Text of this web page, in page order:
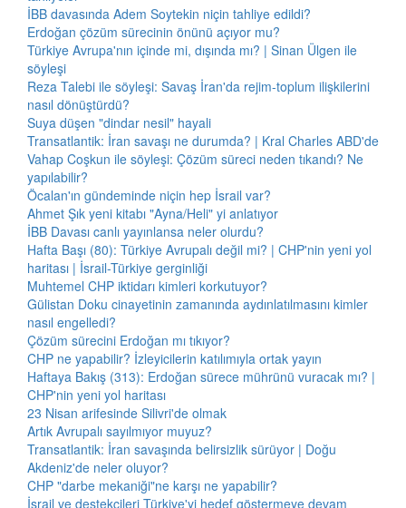
İBB davasında Adem Soytekin niçin tahliye edildi?
Erdoğan çözüm sürecinin önünü açıyor mu?
Türkiye Avrupa'nın içinde mi, dışında mı? | Sinan Ülgen ile
söyleşi
Reza Talebi ile söyleşi: Savaş İran'da rejim-toplum ilişkilerini
nasıl dönüştürdü?
Suya düşen "dindar nesil" hayali
Transatlantik: İran savaşı ne durumda? | Kral Charles ABD'de
Vahap Coşkun ile söyleşi: Çözüm süreci neden tıkandı? Ne
yapılabilir?
Öcalan'ın gündeminde niçin hep İsrail var?
Ahmet Şık yeni kitabı "Ayna/Heli" yi anlatıyor
İBB Davası canlı yayınlansa neler olurdu?
Hafta Başı (80): Türkiye Avrupalı değil mi? | CHP'nin yeni yol
haritası | İsrail-Türkiye gerginliği
Muhtemel CHP iktidarı kimleri korkutuyor?
Gülistan Doku cinayetinin zamanında aydınlatılmasını kimler
nasıl engelledi?
Çözüm sürecini Erdoğan mı tıkıyor?
CHP ne yapabilir? İzleyicilerin katılımıyla ortak yayın
Haftaya Bakış (313): Erdoğan sürece mührünü vuracak mı? |
CHP'nin yeni yol haritası
23 Nisan arifesinde Silivri'de olmak
Artık Avrupalı sayılmıyor muyuz?
Transatlantik: İran savaşında belirsizlik sürüyor | Doğu
Akdeniz'de neler oluyor?
CHP "darbe mekaniği"ne karşı ne yapabilir?
İsrail ve destekçileri Türkiye'yi hedef göstermeye devam